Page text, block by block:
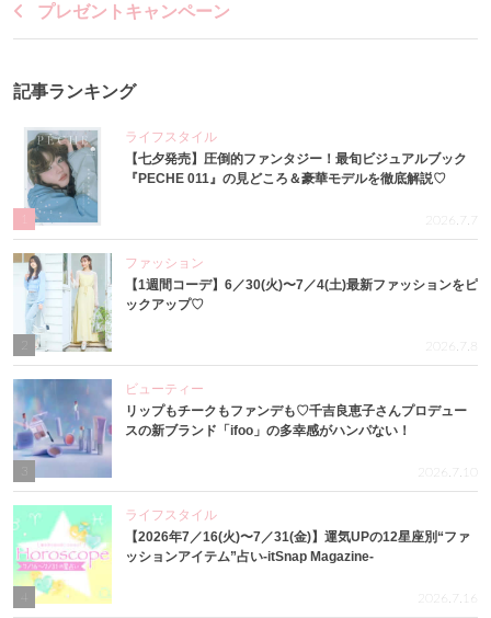
プレゼントキャンペーン
記事ランキング
ライフスタイル
【七夕発売】圧倒的ファンタジー！最旬ビジュアルブック
『PECHE 011』の見どころ＆豪華モデルを徹底解説♡
2026.7.7
ファッション
【1週間コーデ】6／30(火)〜7／4(土)最新ファッションをピ
ックアップ♡
2026.7.8
3
ビューティー
リップもチークもファンデも♡千吉良恵子さんプロデュー
スの新ブランド「ifoo」の多幸感がハンパない！
2026.7.10
4
ライフスタイル
【2026年7／16(火)〜7／31(金)】運気UPの12星座別“ファ
ッションアイテム”占い-itSnap Magazine-
2026.7.16